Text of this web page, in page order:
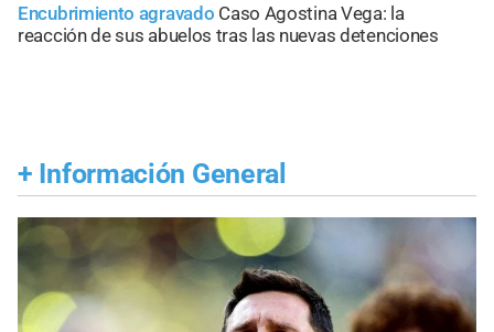
Encubrimiento agravado Caso Agostina Vega: la
reacción de sus abuelos tras las nuevas detenciones
+ Información General